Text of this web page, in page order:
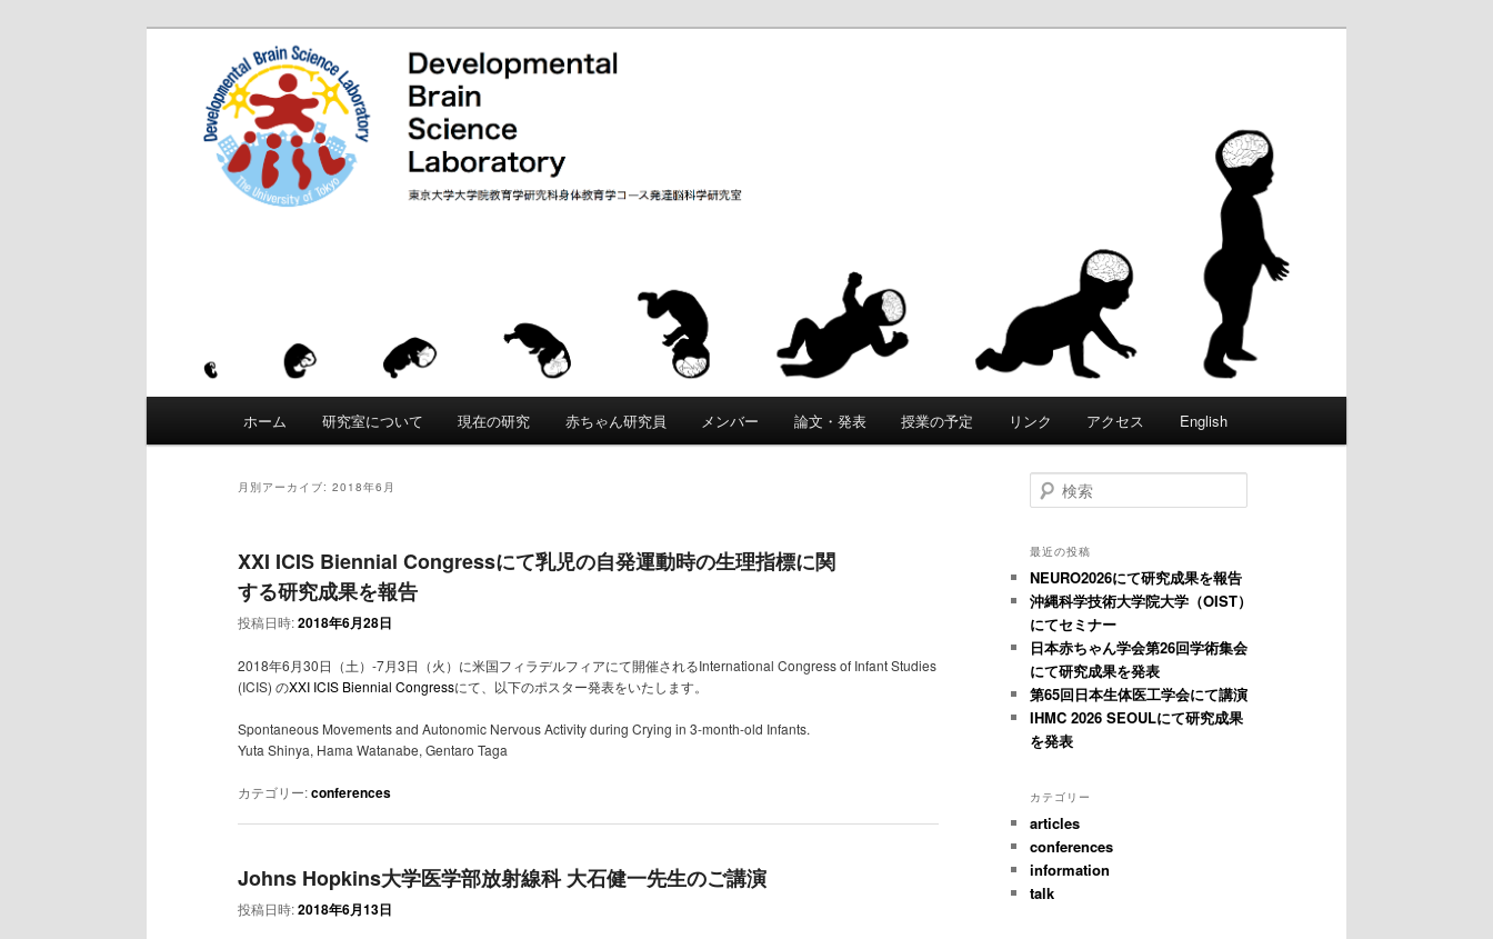
東京大学 大学院教育学研究科 発達脳科学研究室｜
Developmental Brain Science Laboratory
「発達脳科学」は、東京大学 大学院教育学研究科・身体教育学コースに創設された教育研究分野です。「こころ」
と「からだ」が発達することの根本的な原理を科学的に追究します。脳・身体・環境の間の動的な相互作用を通じ
て、運動・知覚・認知などがいかにして獲得されるかを研究します。遺伝要因と環境要因の複雑な関係を分析し、
発達と学習における適応性、創造性、個性の創発メカニズムの理解をめざします。
ン
メ
ン
テ
ン
サ
テ
ン
ツ
ホーム 研究室について 現在の研究 赤ちゃん研究員 メンバー 論文・発表 授業の予定 リンク アクセス English
月別アーカイブ:2018年6月
XXI ICIS Biennial Congressにて乳児の自発運動時の生理指標に関
する研究成果を報告
投稿日時:2018年6月28日
2018年6月30日（土）-7月3日（火）に米国フィラデルフィアにて開催されるInternational Congress of Infant Studies
(ICIS) のXXI ICIS Biennial Congressにて、以下のポスター発表をいたします。
Spontaneous Movements and Autonomic Nervous Activity during Crying in 3-month-old Infants.
Yuta Shinya, Hama Watanabe, Gentaro Taga
カテゴリー:conferences
Johns Hopkins大学医学部放射線科 大石健一先生のご講演
投稿日時:2018年6月13日
検
索
最近の投稿
NEURO2026にて研究成果を報告
沖縄科学技術大学院大学（OIST）
にてセミナー
日本赤ちゃん学会第26回学術集会
にて研究成果を発表
第65回日本生体医工学会にて講演
IHMC 2026 SEOULにて研究成果
を発表
カテゴリー
articles
conferences
information
talk